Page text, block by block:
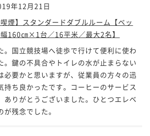
年12月21日
喫煙】スタンダードダブルルーム【ベッ
幅160㎝×1台／16平米／最大2名】
。国立競技場へ徒歩で行けて便利に使わ
。鍵の不具合やトイレの水が止まらない
必要かと思いますが、従業員の方々の迅
持ち良かったです。コーヒーのサービス
ありがとうございました。ひとつエレベ
残念でした。